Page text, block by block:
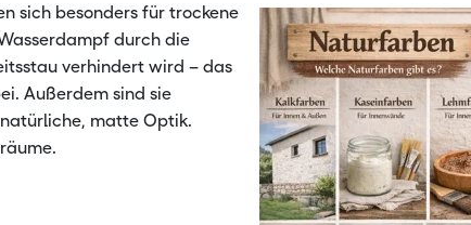
sich besonders für trockene
durch die
verhindert wird – das
Außerdem sind sie
matte Optik.